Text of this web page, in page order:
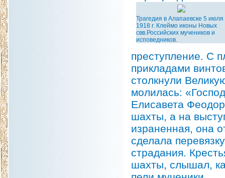
Трагедия в Алапаевске 5 июля
1918 г. Клеймо иконы Новых
свв.Российских мучеников и
исповедников.
преступление. С
прикладами
столкнули
молилась:
Елисавета
шахты, а на
израненная, она
сделала
страдания.
шахты, слышал,